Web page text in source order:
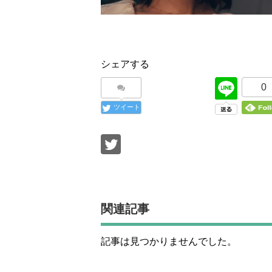
シェアする
ツイート
0
関連記事
記事は見つかりませんでした。